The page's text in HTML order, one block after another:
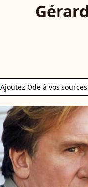
Ajoutez Ode à vos